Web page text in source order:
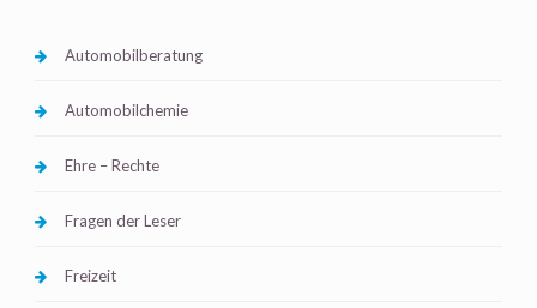
Automobilberatung
Automobilchemie
Ehre – Rechte
Fragen der Leser
Freizeit